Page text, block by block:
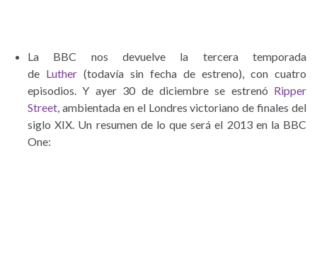
La BBC nos devuelve la tercera temporada
de Luther (todavía sin fecha de estreno), con cuatro
episodios. Y ayer 30 de diciembre se estrenó Ripper
Street, ambientada en el Londres victoriano de finales del
siglo XIX. Un resumen de lo que será el 2013 en la BBC
One: